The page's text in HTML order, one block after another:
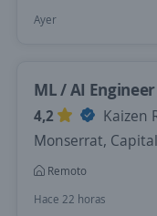
Ayer
ML / AI
4,2
Kaizen
Monserrat,
Remoto
Hace 22 horas